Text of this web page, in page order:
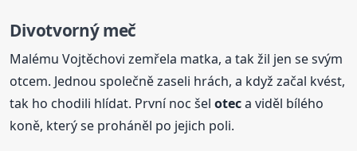
Divotvorný meč
Malému Vojtěchovi zemřela matka, a tak žil jen se svým
otcem. Jednou společně zaseli hrách, a když začal kvést,
tak ho chodili hlídat. První noc šeloteca viděl bílého
koně, který se proháněl po jejich poli.